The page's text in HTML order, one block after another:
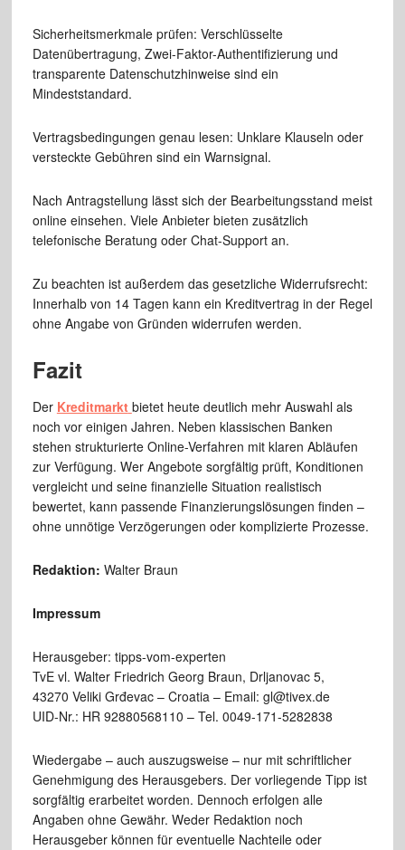
Sicherheitsmerkmale prüfen: Verschlüsselte
Datenübertragung, Zwei-Faktor-Authentifizierung und
transparente Datenschutzhinweise sind ein
Mindeststandard.
Vertragsbedingungen genau lesen: Unklare Klauseln oder
versteckte Gebühren sind ein Warnsignal.
Nach Antragstellung lässt sich der Bearbeitungsstand meist
online einsehen. Viele Anbieter bieten zusätzlich
telefonische Beratung oder Chat-Support an.
Zu beachten ist außerdem das gesetzliche Widerrufsrecht:
Innerhalb von 14 Tagen kann ein Kreditvertrag in der Regel
ohne Angabe von Gründen widerrufen werden.
Fazit
Der Kreditmarkt bietet heute deutlich mehr Auswahl als
noch vor einigen Jahren. Neben klassischen Banken
stehen strukturierte Online-Verfahren mit klaren Abläufen
zur Verfügung. Wer Angebote sorgfältig prüft, Konditionen
vergleicht und seine finanzielle Situation realistisch
bewertet, kann passende Finanzierungslösungen finden –
ohne unnötige Verzögerungen oder komplizierte Prozesse.
Redaktion: Walter Braun
Impressum
Herausgeber: tipps-vom-experten
TvE vl. Walter Friedrich Georg Braun, Drljanovac 5,
43270 Veliki Grđevac – Croatia – Email: gl@tivex.de
UID-Nr.: HR 92880568110 – Tel. 0049-171-5282838
Wiedergabe – auch auszugsweise – nur mit schriftlicher
Genehmigung des Herausgebers. Der vorliegende Tipp ist
sorgfältig erarbeitet worden. Dennoch erfolgen alle
Angaben ohne Gewähr. Weder Redaktion noch
Herausgeber können für eventuelle Nachteile oder